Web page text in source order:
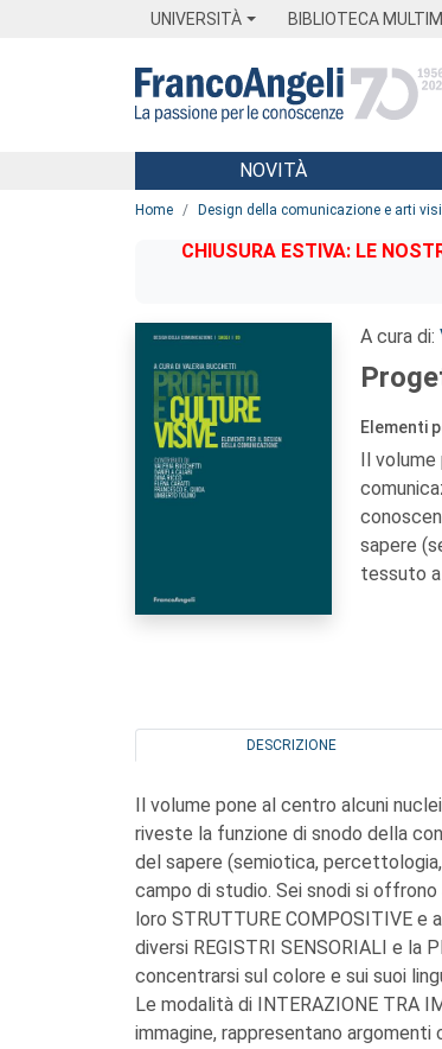
UNIVERSITÀ BIBLIOTECA
Menu
NOVITÀ
Home Design della comunicazione e arti
CHIUSURA ESTIVA: LE
A cura di:
Elementi
Il volume
sapere
tessuto
DESCRIZIONE
Il volume pone al centro alcuni
riveste la funzione di snodo della
del sapere (semiotica,
campo di studio. Sei snodi si
loro STRUTTURE COMPOSITIVE
diversi REGISTRI SENSORIALI e la
concentrarsi sul colore e sui suoi
Le modalità di INTERAZIONE TRA
immagine, rappresentano argomenti